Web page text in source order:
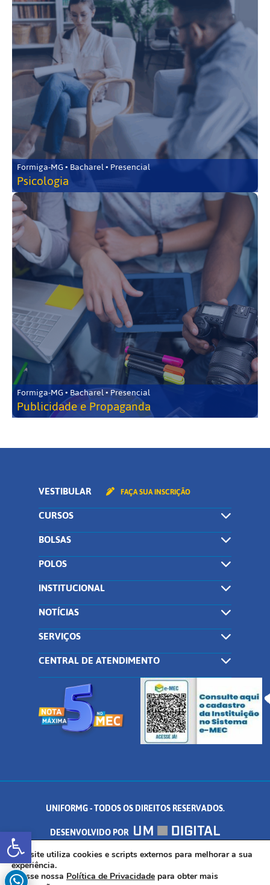
Abrir a barra de ferramentas
Formiga-MG • Bacharel • Presencial
Psicologia
Formiga-MG • Bacharel • Presencial
Publicidade e Propaganda
VESTIBULAR FAÇA SUA INSCRIÇÃO
CURSOS
BOLSAS
POLOS
INSTITUCIONAL
NOTÍCIAS
SERVIÇOS
CENTRAL DE ATENDIMENTO
UNIFORMG - TODOS OS DIREITOS RESERVADOS.
DESENVOLVIDO POR
AV. DR. ARNALDO DE SENNA, 328 - PALMEIRAS, FORMIGA/MG - CEP:
35.574.530
Este site utiliza cookies e scripts externos para melhorar a sua
experiência.
Acesse nossa Política de Privacidade para obter mais